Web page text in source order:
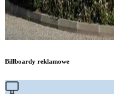
Billboardy reklamowe